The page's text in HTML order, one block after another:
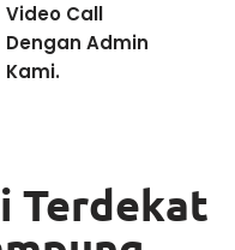
Video Call
Dengan Admin
Kami.
Terdekat